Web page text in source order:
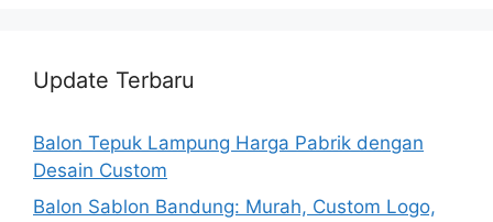
Update Terbaru
Balon Tepuk Lampung Harga Pabrik dengan
Desain Custom
Balon Sablon Bandung: Murah, Custom Logo,